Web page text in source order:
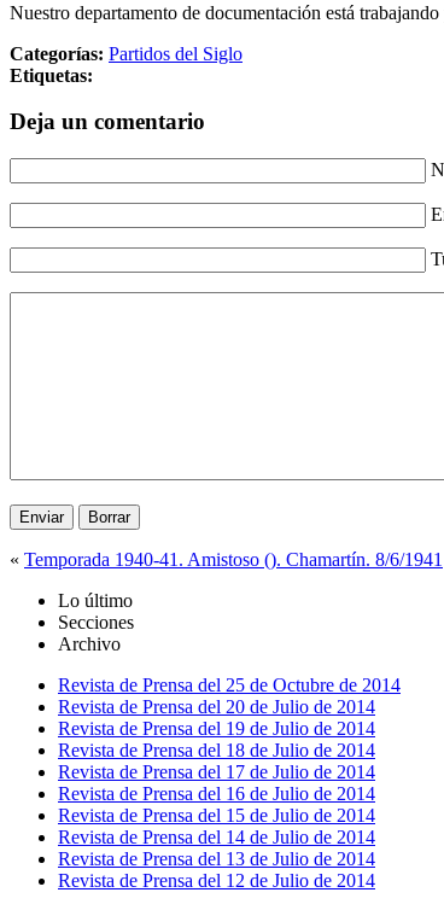
Nuestro departamento de documentación está
Categorías: Partidos del Siglo
Etiquetas:
Deja un comentario
« Temporada 1940-41. Amistoso (). Chamartín. 8/6/1941
Lo último
Secciones
Archivo
Revista de Prensa del 25 de Octubre de 2014
Revista de Prensa del 20 de Julio de 2014
Revista de Prensa del 19 de Julio de 2014
Revista de Prensa del 18 de Julio de 2014
Revista de Prensa del 17 de Julio de 2014
Revista de Prensa del 16 de Julio de 2014
Revista de Prensa del 15 de Julio de 2014
Revista de Prensa del 14 de Julio de 2014
Revista de Prensa del 13 de Julio de 2014
Revista de Prensa del 12 de Julio de 2014